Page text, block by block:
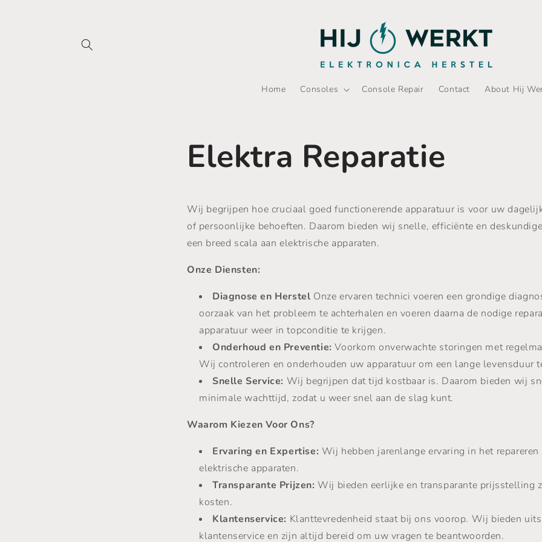
Home Consoles Console Repair Contact About Hij
Elektra Reparatie
Wij begrijpen hoe cruciaal goed functionerende apparatuur is voor uw
of persoonlijke behoeften. Daarom bieden wij snelle, efficiënte en
een breed scala aan elektrische apparaten.
Onze Diensten:
Diagnose en Herstel Onze ervaren technici voeren een grondige
oorzaak van het probleem te achterhalen en voeren daarna de nodige
apparatuur weer in topconditie te krijgen.
Onderhoud en Preventie: Voorkom onverwachte storingen met
Wij controleren en onderhouden uw apparatuur om een lange levensduur
Snelle Service: Wij begrijpen dat tijd kostbaar is. Daarom bieden wij
minimale wachttijd, zodat u weer snel aan de slag kunt.
Waarom Kiezen Voor Ons?
Ervaring en Expertise: Wij hebben jarenlange ervaring in het repareren
elektrische apparaten.
Transparante Prijzen: Wij bieden eerlijke en transparante prijsstelling
kosten.
Klantenservice: Klanttevredenheid staat bij ons voorop. Wij bieden
klantenservice en zijn altijd bereid om uw vragen te beantwoorden.